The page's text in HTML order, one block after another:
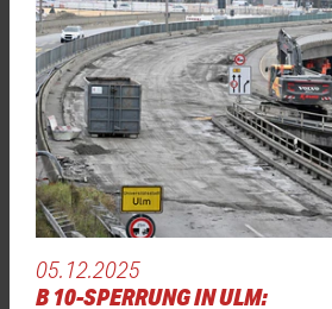
05.12.2025
B 10-SPERRUNG IN ULM: